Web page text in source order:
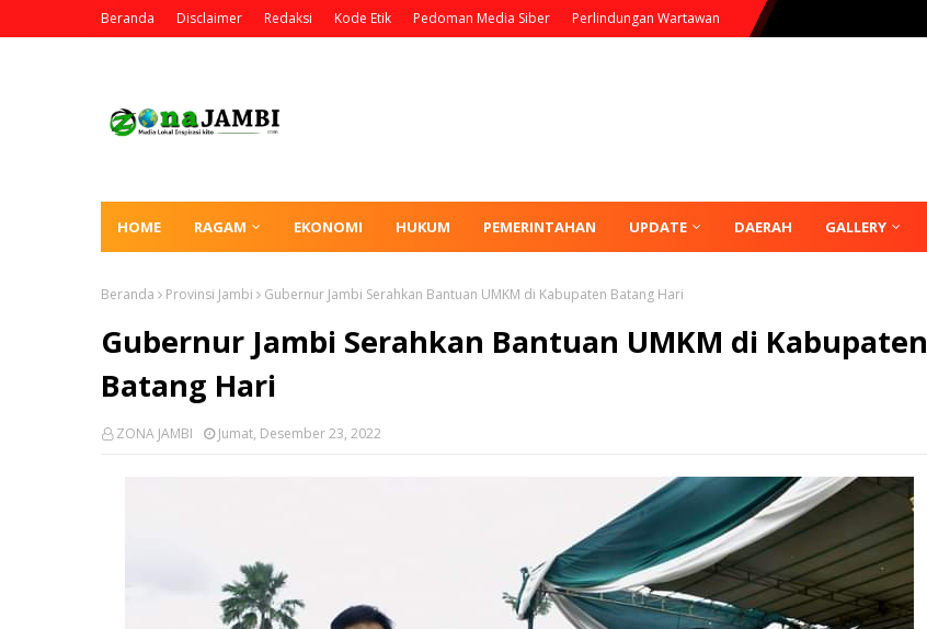
Beranda Disclaimer Redaksi Kode Etik Pedoman Media Siber Perlindungan Wartawan
HOME RAGAM EKONOMI HUKUM PEMERINTAHAN UPDATE DAERAH GALLERY
Beranda Provinsi Jambi Gubernur Jambi Serahkan Bantuan UMKM di Kabupaten Batang Hari
Gubernur Jambi Serahkan Bantuan UMKM di Kabupaten
Batang Hari
ZONA JAMBI Jumat, Desember 23, 2022